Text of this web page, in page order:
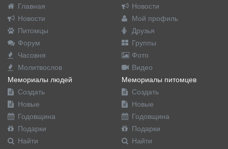
Главная
Новости
Питомцы
Форум
Часовня
Молитвослов
Новости
Мой профиль
Друзья
Группы
Фото
Видео
Мемориалы людей
Создать
Новые
Годовщина
Подарки
Найти
Мемориалы питомцев
Создать
Новые
Годовщина
Подарки
Найти